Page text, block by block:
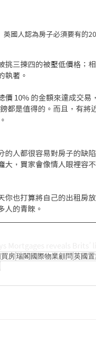
英國人認為房子必須要有的
挑三揀四的被壓低價格；
執著。
價 10% 的金額來達成交易
都是值得的。而且，有
的人都很容易對房子的缺
大，買家會像情人眼裡容
你也打算將自己的出租房
人的青睞。
房瑞閣國際物業顧問英國